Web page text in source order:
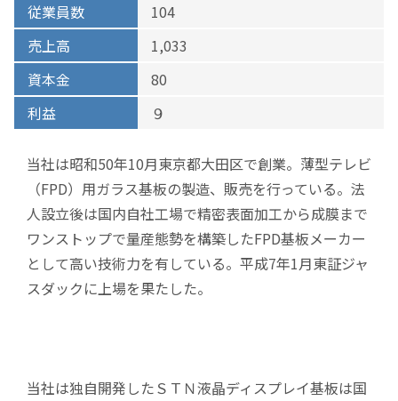
従業員数
104
売上高
1,033
資本金
80
利益
９
当社は昭和50年10月東京都大田区で創業。薄型テレビ
（FPD）用ガラス基板の製造、販売を行っている。法
人設立後は国内自社工場で精密表面加工から成膜まで
ワンストップで量産態勢を構築したFPD基板メーカー
として高い技術力を有している。平成7年1月東証ジャ
スダックに上場を果たした。
当社は独自開発したＳＴＮ液晶ディスプレイ基板は国